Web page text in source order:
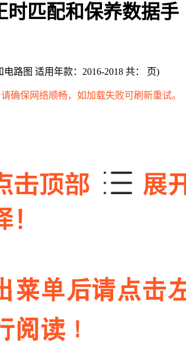
时匹配和保养数据手
电路图 适用年款：2016-2018 共： 页)
确保网络顺畅，如加载失败可刷新重试。